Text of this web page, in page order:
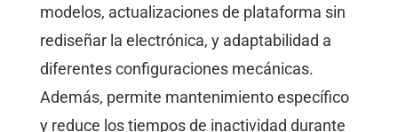
modelos, actualizaciones de plataforma sin
rediseñar la electrónica, y adaptabilidad a
diferentes configuraciones mecánicas.
Además, permite mantenimiento específico
y reduce los tiempos de inactividad durante